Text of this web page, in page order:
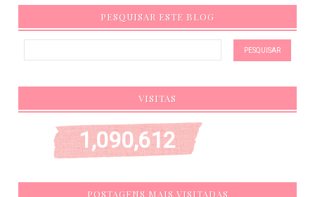
PESQUISAR ESTE BLOG
VISITAS
1,090,612
POSTAGENS MAIS VISITADAS